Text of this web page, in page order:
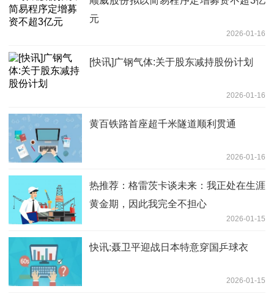
元
2026-01-16
[快讯]广钢气体:关于股东减持股份计划
2026-01-16
黄百铁路首座超千米隧道顺利贯通
2026-01-16
热推荐：格雷茨卡谈未来：我正处在生涯
黄金期，因此我完全不担心
2026-01-15
快讯:聂卫平迎战日本特意穿国乒球衣
2026-01-15